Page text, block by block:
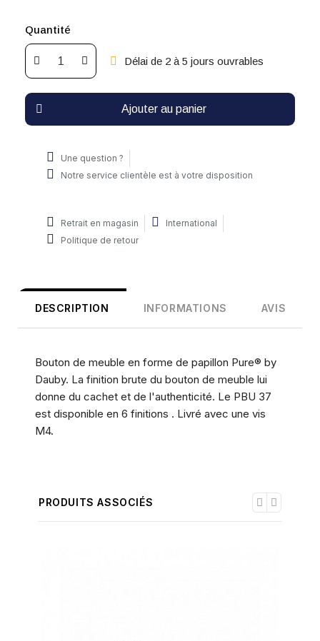
Quantité
Délai de 2 à 5 jours ouvrables
Ajouter au panier
Une question ?
Notre service clientèle est à votre disposition
Retrait en magasin
International
Politique de retour
DESCRIPTION INFORMATIONS AVIS
Bouton de meuble en forme de papillon Pure® by
Dauby. La finition brute du bouton de meuble lui
donne du cachet et de l'authenticité. Le PBU 37
est disponible en 6 finitions . Livré avec une vis
M4.
PRODUITS ASSOCIÉS